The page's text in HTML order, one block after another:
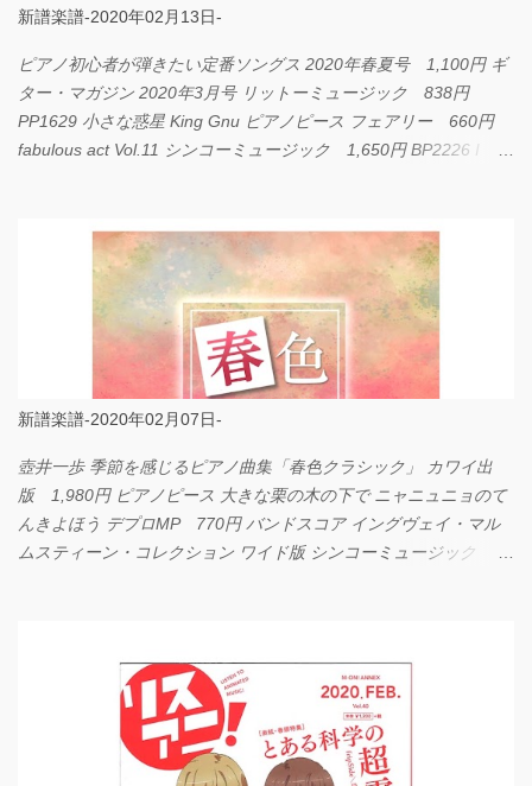
新譜楽譜-2020年02月13日-
ピアノ初心者が弾きたい定番ソングス 2020年春夏号 1,100円 ギ
ター・マガジン 2020年3月号 リットーミュージック 838円
PP1629 小さな惑星 King Gnu ピアノピース フェアリー 660円
fabulous act Vol.11 シンコーミュージック 1,650円 BP2226 I
新譜楽譜-2020年02月07日-
壺井一歩 季節を感じるピアノ曲集「春色クラシック」 カワイ出
版 1,980円 ピアノピース 大きな栗の木の下で ニャニュニョのて
んきよほう デプロMP 770円 バンドスコア イングヴェイ・マル
ムスティーン・コレクション ワイド版 シンコーミュージック